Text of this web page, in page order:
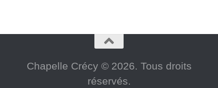
Chapelle Crécy © 2026. Tous droits
réservés.